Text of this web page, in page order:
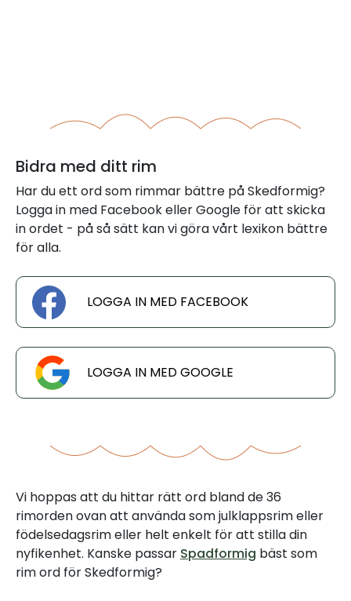
Bidra med ditt rim
Har du ett ord som rimmar bättre på Skedformig?
Logga in med Facebook eller Google för att skicka
in ordet - på så sätt kan vi göra vårt lexikon bättre
för alla.
LOGGA IN MED FACEBOOK
LOGGA IN MED GOOGLE
Vi hoppas att du hittar rätt ord bland de 36
rimorden ovan att använda som julklappsrim eller
födelsedagsrim eller helt enkelt för att stilla din
nyfikenhet. Kanske passar Spadformig bäst som
rim ord för Skedformig?